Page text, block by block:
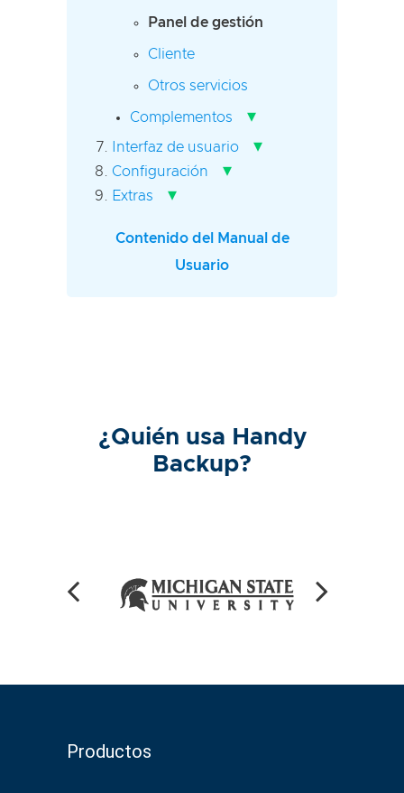
Panel de gestión
Cliente
Otros servicios
Complementos ▾
Interfaz de usuario ▾
Configuración ▾
Extras ▾
Contenido del Manual de
Usuario
¿Quién usa Handy
Backup?
Productos